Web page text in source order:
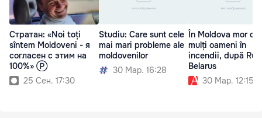
Стратан: «Noi toți
sîntem Moldoveni - я
согласен с этим на
100%» Ⓟ
25 Сен. 17:30
Studiu: Care sunt cele
mai mari probleme ale
moldovenilor
30 Мар. 16:28
În Moldova mor
mulți oameni în
incendii, după
Belarus
30 Мар. 12:15